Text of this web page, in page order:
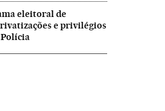
eleitoral de
e privilégios